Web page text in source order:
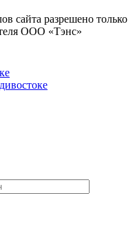
сайта разрешено только
ООО «Тэнс»